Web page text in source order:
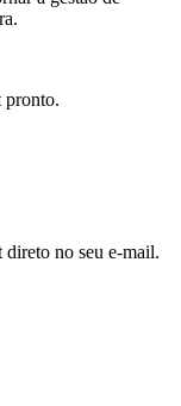
pronto.
direto no seu e-mail.